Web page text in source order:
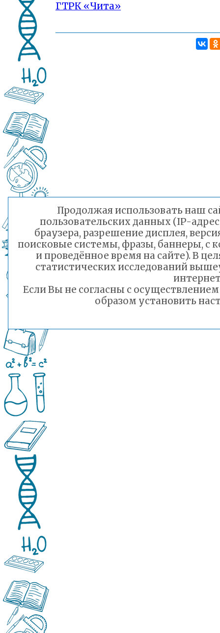
ГТРК «Чита»
Продолжая использовать наш
пользовательских данных (IP-
браузера, разрешение дисплея,
поисковые системы, фразы, баннеры, с
и проведённое время на сайте). В
статистических исследований
Если Вы не согласны с
образом установить